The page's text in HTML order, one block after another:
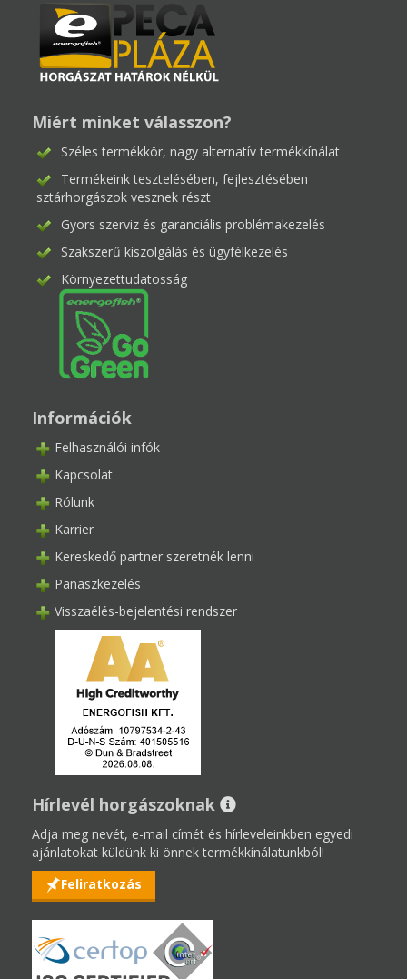
Miért minket válasszon?
Széles termékkör, nagy alternatív termékkínálat
Termékeink tesztelésében, fejlesztésében
sztárhorgászok vesznek részt
Gyors szerviz és garanciális problémakezelés
Szakszerű kiszolgálás és ügyfélkezelés
Környezettudatosság
Információk
Felhasználói infók
Kapcsolat
Rólunk
Karrier
Kereskedő partner szeretnék lenni
Panaszkezelés
Visszaélés-bejelentési rendszer
Hírlevél horgászoknak
Adja meg nevét, e-mail címét és hírleveleinkben egyedi
ajánlatokat küldünk ki önnek termékkínálatunkból!
Feliratkozás